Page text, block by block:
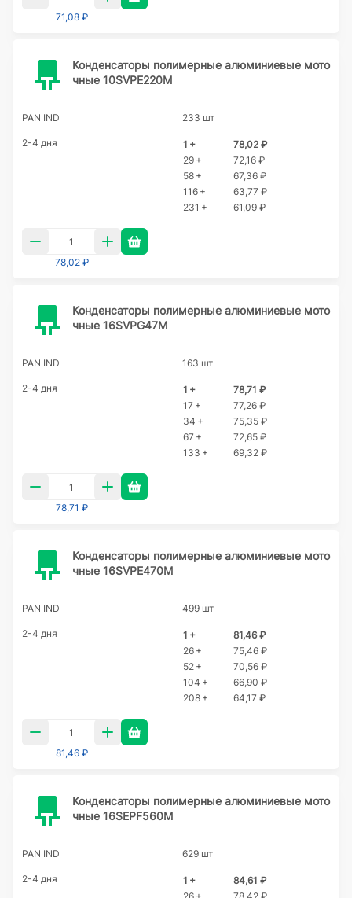
71,08 ₽
Конденсаторы полимерные алюминиевые мото
чные 10SVPE220M
PAN IND 233 шт
2-4 дня 1 +
78,02 ₽
29 +
72,16 ₽
58 +
67,36 ₽
116 +
63,77 ₽
231 +
61,09 ₽
78,02 ₽
Конденсаторы полимерные алюминиевые мото
чные 16SVPG47M
PAN IND 163 шт
2-4 дня 1 +
78,71 ₽
17 +
77,26 ₽
34 +
75,35 ₽
67 +
72,65 ₽
133 +
69,32 ₽
78,71 ₽
Конденсаторы полимерные алюминиевые мото
чные 16SVPE470M
PAN IND 499 шт
2-4 дня 1 +
81,46 ₽
26 +
75,46 ₽
52 +
70,56 ₽
104 +
66,90 ₽
208 +
64,17 ₽
81,46 ₽
Конденсаторы полимерные алюминиевые мото
чные 16SEPF560M
PAN IND 629 шт
2-4 дня 1 +
84,61 ₽